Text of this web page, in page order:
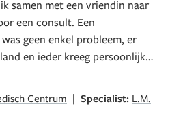
samen met een vriendin naar
een consult. Een
geen enkel probleem, er
en ieder kreeg persoonlijk
Dr. MacLennan was heel
heb ik de operatie in juli
Centrum | Specialist: L.M.